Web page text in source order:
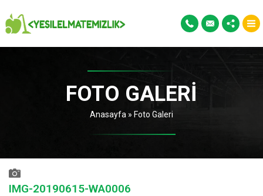
FOTO GALERI
Anasayfa » Foto Galeri
IMG-20190615-WA0006